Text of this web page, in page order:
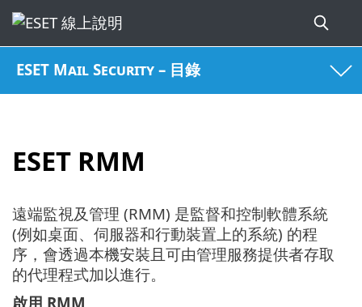
ESET Mail Security – 目錄
ESET RMM
遠端監視及管理 (RMM) 是監督和控制軟體系統
(例如桌面、伺服器和行動裝置上的系統) 的程
序，會透過本機安裝且可由管理服務提供者存取
的代理程式加以進行。
啟用 RMM